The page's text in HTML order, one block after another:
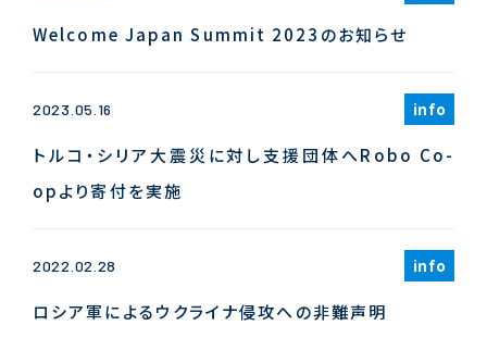
Welcome Japan Summit 2023のお知らせ
2023.05.16 info
トルコ・シリア大震災に対し支援団体へRobo Co-
opより寄付を実施
2022.02.28 info
ロシア軍によるウクライナ侵攻への非難声明